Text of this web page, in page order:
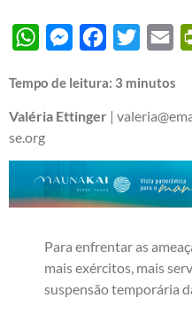
WhatsAppMessengerFacebook
Twitter
Tempo de leitura: 3 minutos
Valéria Ettinger |
se.org
Para enfrentar as
mais exércitos, mais
suspensão temporária